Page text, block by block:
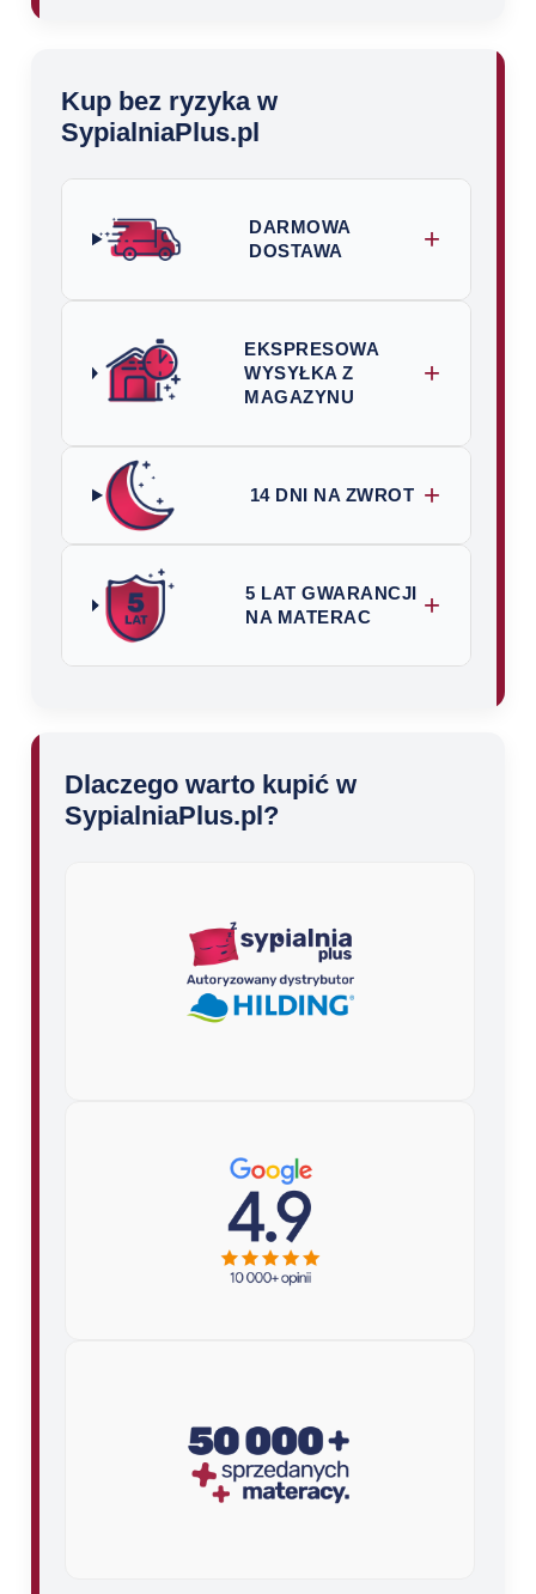
Kup bez ryzyka w
SypialniaPlus.pl
DARMOWA
DOSTAWA
+
EKSPRESOWA
WYSYŁKA Z
MAGAZYNU
+
14 DNI NA ZWROT +
5 LAT GWARANCJI
NA MATERAC
+
Dlaczego warto kupić w
SypialniaPlus.pl?